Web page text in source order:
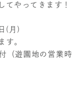
てやってきます！
(月)
す。
（遊園地の営業時